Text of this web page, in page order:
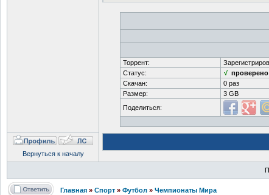
Торрент:
Статус: √ проверено
Скачан:
0 раз
Размер:
3 GB
Поделиться:
Вернуться к началу
Главная » Спорт » Футбол » Чемпионаты Мира